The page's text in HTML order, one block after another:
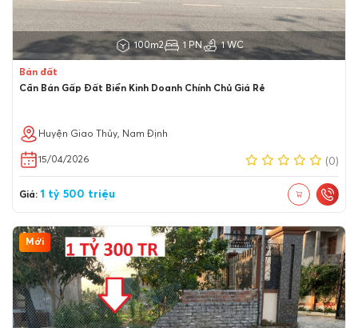
100m2 1 PN 1 WC
Bán đất
Cần Bán Gấp Đất Biển Kinh Doanh Chính Chủ Giá Rẻ
Huyện Giao Thủy, Nam Định
15/04/2026 (0)
Giá: 1 tỷ 500 triệu
Mới